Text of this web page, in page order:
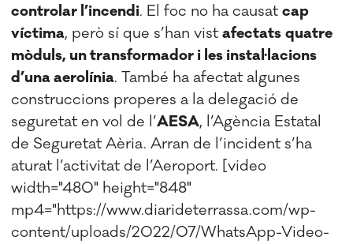
controlar l’incendi. El foc no ha causatcap
víctima, però sí que s’han vistafectats quatre
mòduls, un transformador i les instal·lacions
d’una aerolínia. També ha afectat algunes
construccions properes a la delegació de
seguretat en vol de l’AESA, l’Agència Estatal
de Seguretat Aèria. Arran de l’incident s’ha
aturat l’activitat de l’Aeroport. [video
width="480" height="848"
mp4="https://www.diarideterrassa.com/wp-
content/uploads/2022/07/WhatsApp-Video-